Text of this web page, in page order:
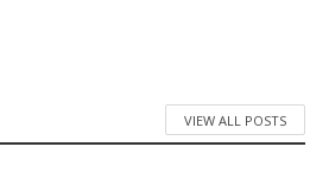
VIEW ALL POSTS